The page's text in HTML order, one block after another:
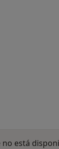
no está